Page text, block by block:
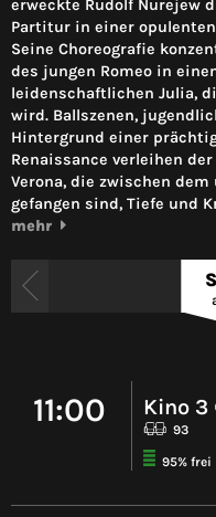
erweckte Rudolf Nurejew
Partitur in einer
Seine Choreografie
des jungen Romeo in
leidenschaftlichen Julia,
wird. Ballszenen,
Hintergrund einer
Renaissance verleihen
Verona, die zwischen
gefangen sind, Tiefe und
mehr
11:00 Kino 3
93
95% frei